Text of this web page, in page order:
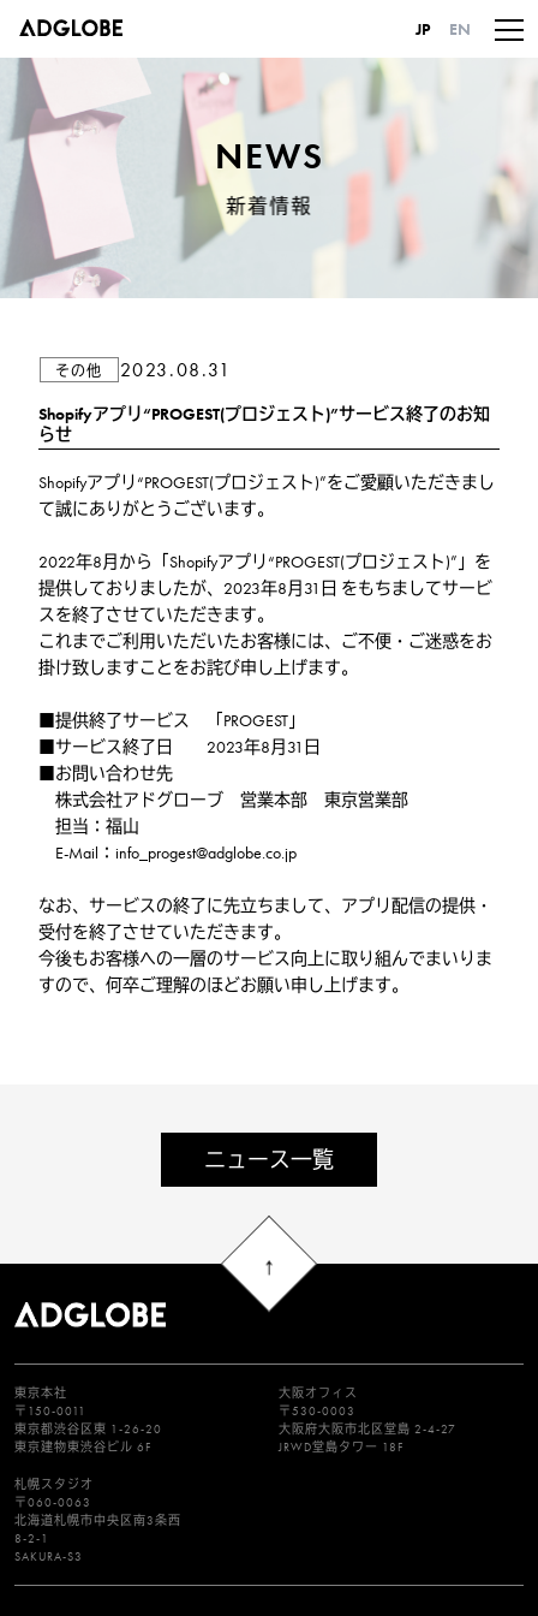
JP EN
NEWS
新着情報
その他 2023.08.31
Shopifyアプリ“PROGEST(プロジェスト)”サービス終了のお知
らせ
Shopifyアプリ“PROGEST(プロジェスト)”をご愛顧いただきまし
て誠にありがとうございます。
2022年8月から「Shopifyアプリ“PROGEST(プロジェスト)”」を
提供しておりましたが、2023年8月31日 をもちましてサービ
スを終了させていただきます。
これまでご利用いただいたお客様には、ご不便・ご迷惑をお
掛け致しますことをお詫び申し上げます。
■提供終了サービス 「PROGEST」
■サービス終了日 2023年8月31日
■お問い合わせ先
株式会社アドグローブ 営業本部 東京営業部
担当：福山
E-Mail：info_progest@adglobe.co.jp
なお、サービスの終了に先立ちまして、アプリ配信の提供・
受付を終了させていただきます。
今後もお客様への一層のサービス向上に取り組んでまいりま
すので、何卒ご理解のほどお願い申し上げます。
ニュース一覧
東京本社
〒150-0011
東京都渋谷区東 1-26-20
東京建物東渋谷ビル 6F
大阪オフィス
〒530-0003
大阪府大阪市北区堂島 2-4-27
JRWD堂島タワー 18F
札幌スタジオ
〒060-0063
北海道札幌市中央区南3条西
8-2-1
SAKURA-S3